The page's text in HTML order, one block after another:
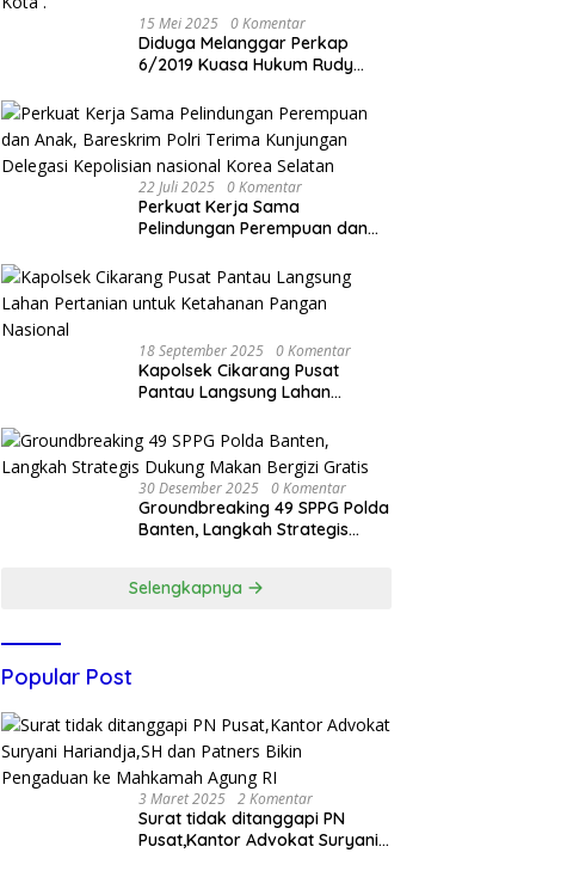
15 Mei 2025 0 Komentar
Diduga Melanggar Perkap
6/2019 Kuasa Hukum Rudy
Bandung Kota .
22 Juli 2025 0 Komentar
Perkuat Kerja Sama
Pelindungan Perempuan dan
Kunjungan Delegasi Kepolisian
nasional Korea Selatan
18 September 2025 0 Komentar
Kapolsek Cikarang Pusat
Pantau Langsung Lahan
Pangan Nasional
30 Desember 2025 0 Komentar
Groundbreaking 49 SPPG Polda
Banten, Langkah Strategis
Selengkapnya
Popular Post
3 Maret 2025 2 Komentar
Surat tidak ditanggapi PN
Pusat,Kantor Advokat Suryani